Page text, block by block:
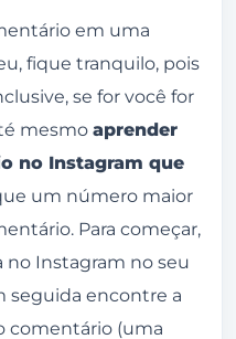
em uma
fique tranquilo, pois
se for você for
mesmo aprender
no Instagram que
um número maior
Para começar,
no Instagram no seu
seguida encontre a
comentário (uma